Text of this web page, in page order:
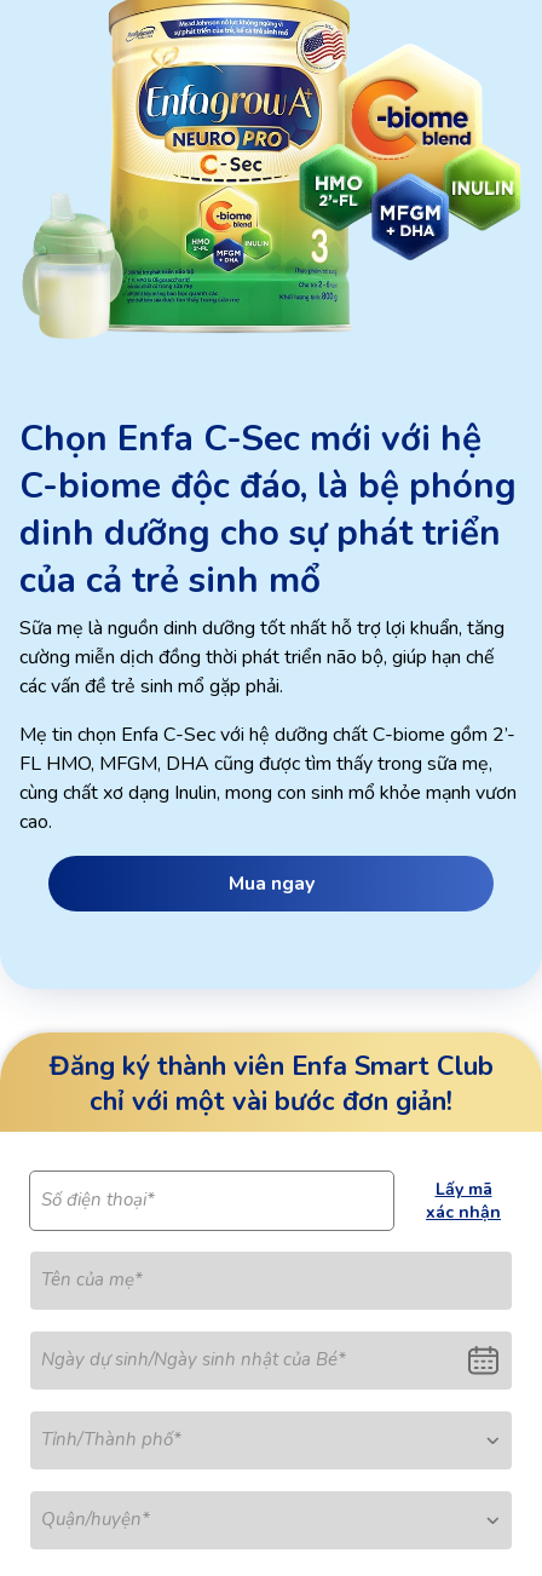
Chọn Enfa C-Sec mới với hệ
C-biome độc đáo, là bệ phóng
dinh dưỡng cho sự phát triển
của cả trẻ sinh mổ
Sữa mẹ là nguồn dinh dưỡng tốt nhất hỗ trợ lợi khuẩn, tăng
cường miễn dịch đồng thời phát triển não bộ, giúp hạn chế
các vấn đề trẻ sinh mổ gặp phải.
Mẹ tin chọn Enfa C-Sec với hệ dưỡng chất C-biome gồm 2’-
FL HMO, MFGM, DHA cũng được tìm thấy trong sữa mẹ,
cùng chất xơ dạng Inulin, mong con sinh mổ khỏe mạnh vươn
cao.
Mua ngay
Đăng ký thành viên Enfa Smart Club
chỉ với một vài bước đơn giản!
Số điện thoại*
Lấy mã
xác nhận
Tên của mẹ*
Ngày dự sinh/Ngày sinh nhật của Bé*
Tỉnh/Thành phố*
Quận/huyện*